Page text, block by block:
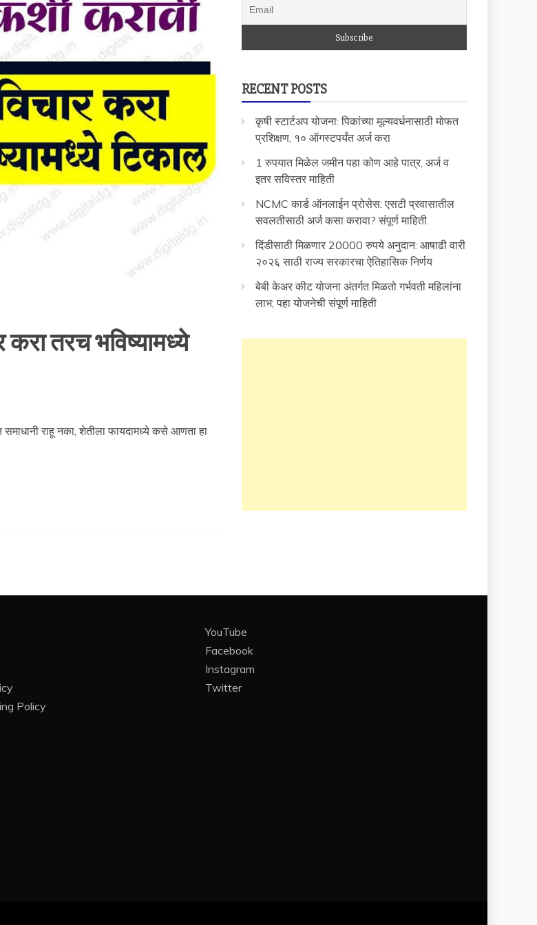
करा तरच भविष्यामध्ये
समाधानी राहू नका, शेतीला फायदामध्ये कसे आणता हा
RECENT POSTS
कृषी स्टार्टअप योजना: पिकांच्या मूल्यवर्धनासाठी मोफत
प्रशिक्षण, १० ऑगस्टपर्यंत अर्ज करा
1 रुपयात मिळेल जमीन पहा कोण आहे पात्र, अर्ज व
इतर सविस्तर माहिती
NCMC कार्ड ऑनलाईन प्रोसेस: एसटी प्रवासातील
सवलतीसाठी अर्ज कसा करावा? संपूर्ण माहिती.
दिंडीसाठी मिळणार 20000 रुपये अनुदान: आषाढी वारी
२०२६ साठी राज्य सरकारचा ऐतिहासिक निर्णय
बेबी केअर कीट योजना अंतर्गत मिळतो गर्भवती महिलांना
लाभ; पहा योजनेची संपूर्ण माहिती
Policy
YouTube
Facebook
Instagram
Twitter